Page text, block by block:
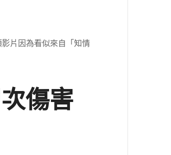
片因為看似來自「知情
傷害